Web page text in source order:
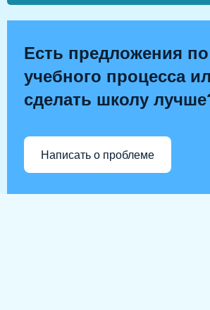
Есть предложения
учебного процесса
сделать школу
Написать о проблеме